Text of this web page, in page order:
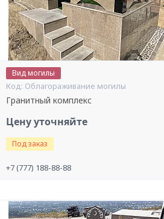
Вид могилы
Облагораживание могилы
Гранитный комплекс
Цену уточняйте
Под заказ
+7 (777) 188-88-88